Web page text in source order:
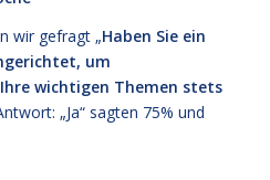
wir gefragt „Haben Sie ein
um
wichtigen Themen stets
„Ja“ sagten 75% und